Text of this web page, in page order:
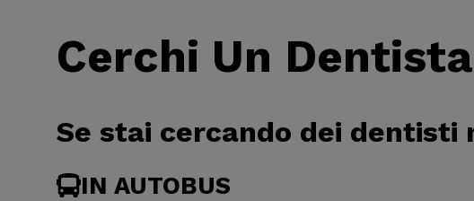
Cerchi Un
Se stai cercando dei dentisti
IN AUTOBUS